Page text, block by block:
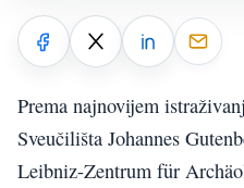
Prema najnovijem
Sveučilišta Johannes
Leibniz-Zentrum für